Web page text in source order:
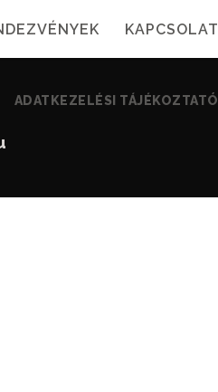
KAPCSOLAT
ADATKEZELÉSI TÁJÉKOZTATÓ